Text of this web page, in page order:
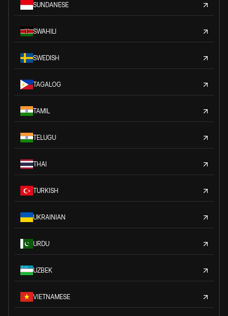
SUNDANESE
SWAHILI
SWEDISH
TAGALOG
TAMIL
TELUGU
THAI
TURKISH
UKRAINIAN
URDU
UZBEK
VIETNAMESE